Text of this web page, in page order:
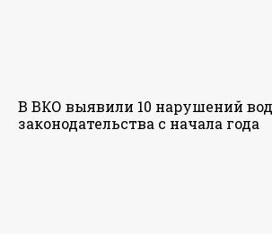
В ВКО выявили 10 нарушений
законодательства с начала года